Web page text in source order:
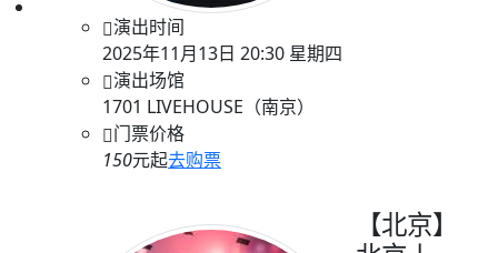
演出时间
2025年11月13日 20:30 星期四
演出场馆
1701 LIVEHOUSE（南京）
门票价格
150元起去购票
【北京】